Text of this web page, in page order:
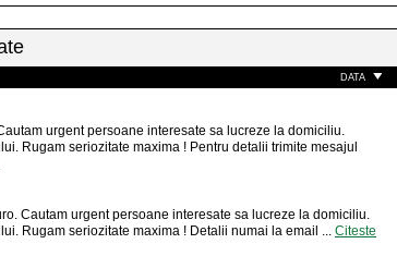
DATA
urgent persoane interesate sa lucreze la domiciliu.
Rugam seriozitate maxima ! Pentru detalii trimite mesajul
Cautam urgent persoane interesate sa lucreze la domiciliu.
Rugam seriozitate maxima ! Detalii numai la email ... Citeste